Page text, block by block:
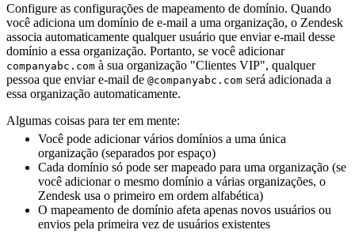
Configure as configurações de mapeamento de domínio. Quando
você adiciona um domínio de e-mail a uma organização, o Zendesk
associa automaticamente qualquer usuário que enviar e-mail desse
domínio a essa organização. Portanto, se você adicionar
companyabc.com à sua organização "Clientes VIP", qualquer
pessoa que enviar e-mail de @companyabc.com será adicionada a
essa organização automaticamente.
Algumas coisas para ter em mente:
Você pode adicionar vários domínios a uma única
organização (separados por espaço)
Cada domínio só pode ser mapeado para uma organização (se
você adicionar o mesmo domínio a várias organizações, o
Zendesk usa o primeiro em ordem alfabética)
O mapeamento de domínio afeta apenas novos usuários ou
envios pela primeira vez de usuários existentes